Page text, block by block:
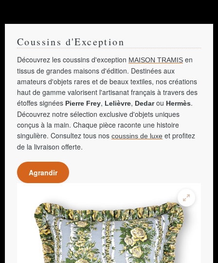
Coussins d'Exception
Découvrez les coussins d'exception MAISON TRAMIS en
tissus de grandes maisons d'édition. Destinées aux
amateurs d'objets rares et de beaux textiles, nos créations
haut de gamme valorisent l'artisanat français à travers des
étoffes signées Pierre Frey, Lelièvre, Dedarou Hermès.
Découvrez notre sélection exclusive d'objets uniques
conçus à la main. Chaque pièce raconte une histoire
singulière. Consultez tous nos coussins de luxe et profitez
de la livraison offerte.
Agrandir